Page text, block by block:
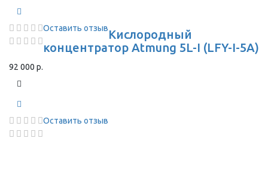
Оставить отзывКислородный
концентратор Atmung 5L-I (LFY-I-5A)
92 000 р.
Оставить отзыв